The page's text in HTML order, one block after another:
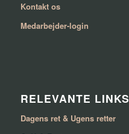
Kontakt os
Medarbejder-login
RELEVANTE LINKS
Dagens ret & Ugens retter